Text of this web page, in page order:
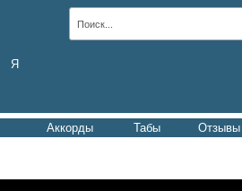
Я
Аккорды Табы Отзывы